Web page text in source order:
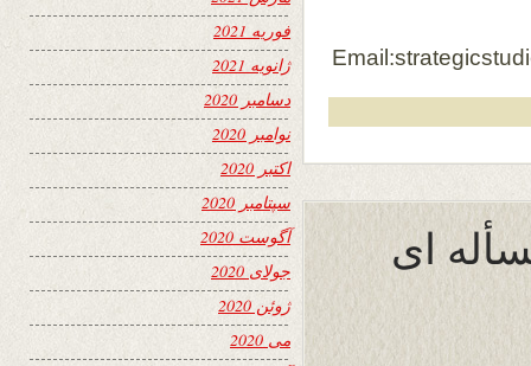
ای
فوریه 2021
ژانویه 2021
دسامبر 2020
نوامبر 2020
اکتبر 2020
سپتامبر 2020
آگوست 2020
جولای 2020
ژوئن 2020
می 2020